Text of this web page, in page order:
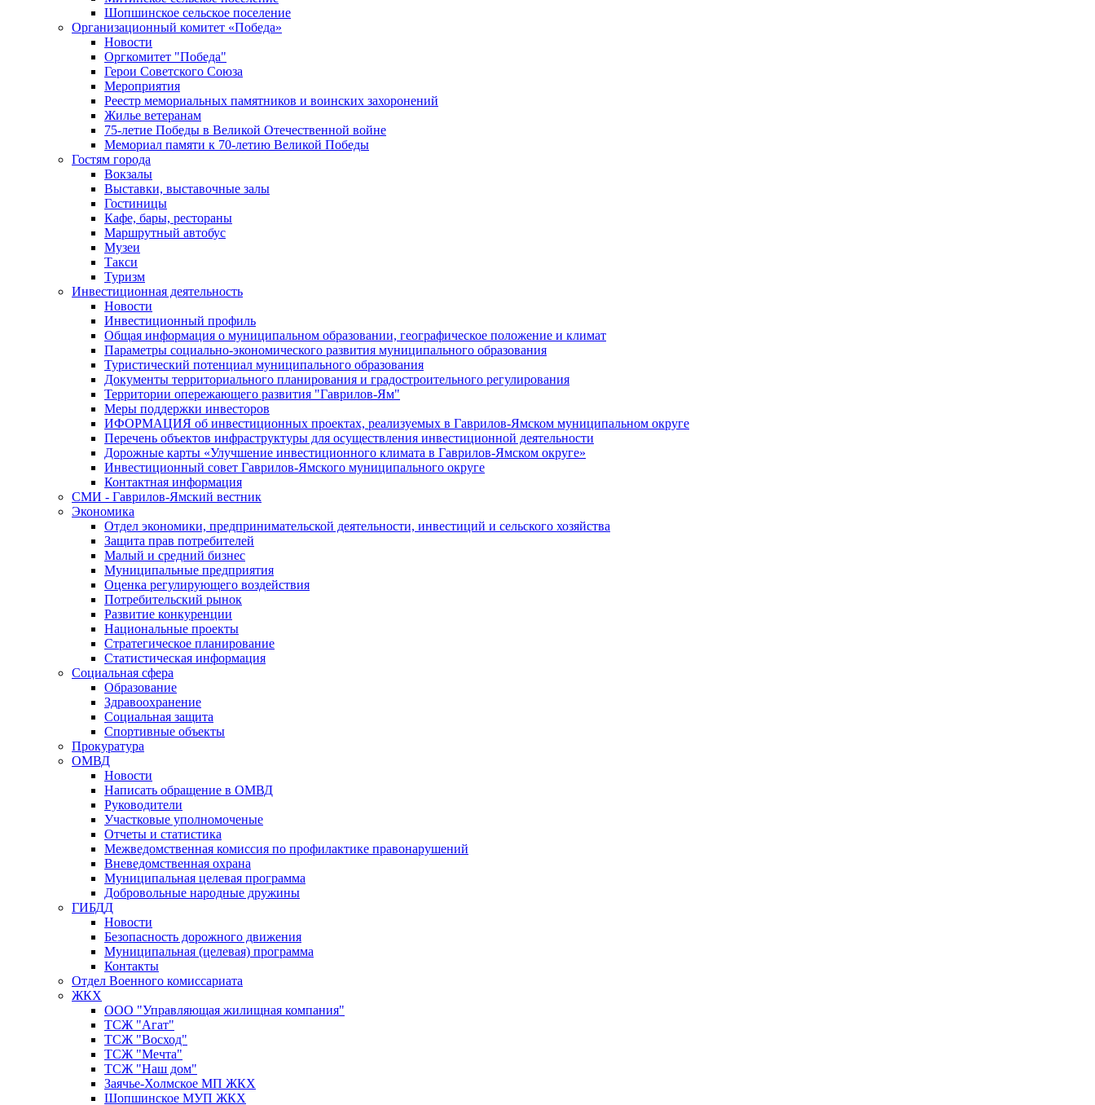
Шопшинское сельское поселение
Организационный комитет «Победа»
Новости
Оргкомитет "Победа"
Герои Советского Союза
Мероприятия
Реестр мемориальных памятников и воинских захоронений
Жилье ветеранам
75-летие Победы в Великой Отечественной войне
Мемориал памяти к 70-летию Великой Победы
Гостям города
Вокзалы
Выставки, выставочные залы
Гостиницы
Кафе, бары, рестораны
Маршрутный автобус
Музеи
Такси
Туризм
Инвестиционная деятельность
Новости
Инвестиционный профиль
Общая информация о муниципальном образовании, географическое положение и климат
Параметры социально-экономического развития муниципального образования
Туристический потенциал муниципального образования
Документы территориального планирования и градостроительного регулирования
Территории опережающего развития "Гаврилов-Ям"
Меры поддержки инвесторов
ИФОРМАЦИЯ об инвестиционных проектах, реализуемых в Гаврилов-Ямском муниципальном округе
Перечень объектов инфраструктуры для осуществления инвестиционной деятельности
Дорожные карты «Улучшение инвестиционного климата в Гаврилов-Ямском округе»
Инвестиционный совет Гаврилов-Ямского муниципального округе
Контактная информация
СМИ - Гаврилов-Ямский вестник
Экономика
Отдел экономики, предпринимательской деятельности, инвестиций и сельского хозяйства
Защита прав потребителей
Малый и средний бизнес
Муниципальные предприятия
Оценка регулирующего воздействия
Потребительский рынок
Развитие конкуренции
Национальные проекты
Стратегическое планирование
Статистическая информация
Социальная сфера
Образование
Здравоохранение
Социальная защита
Спортивные объекты
Прокуратура
ОМВД
Новости
Написать обращение в ОМВД
Руководители
Участковые уполномоченые
Отчеты и статистика
Межведомственная комиссия по профилактике правонарушений
Вневедомственная охрана
Муниципальная целевая программа
Добровольные народные дружины
ГИБДД
Новости
Безопасность дорожного движения
Муниципальная (целевая) программа
Контакты
Отдел Военного комиссариата
ЖКХ
ООО "Управляющая жилищная компания"
ТСЖ "Агат"
ТСЖ "Восход"
ТСЖ "Мечта"
ТСЖ "Наш дом"
Заячье-Холмское МП ЖКХ
Шопшинское МУП ЖКХ